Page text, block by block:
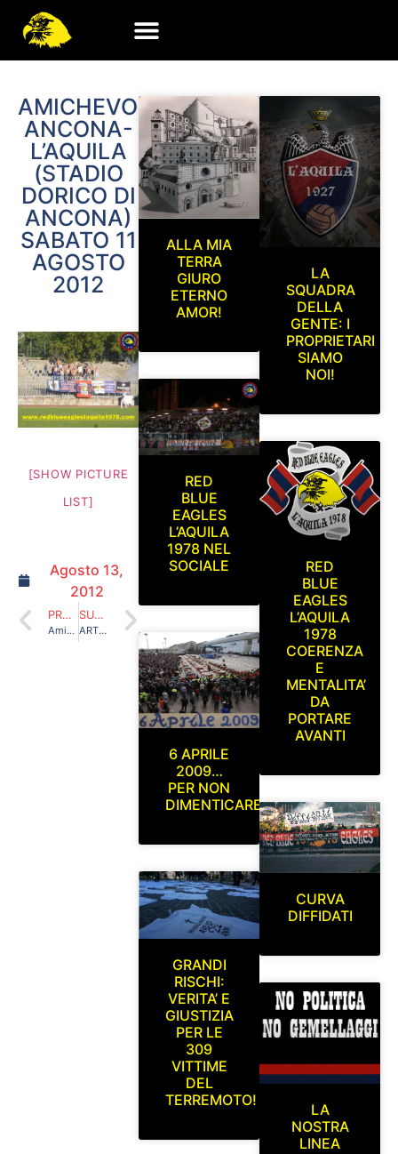
AMICHEVOLE
ANCONA-
L’AQUILA
(STADIO
DORICO DI
ANCONA)
SABATO 11
AGOSTO
2012
[SHOW PICTURE
LIST]
Agosto 13,
2012
PRECEDENTE
Amichevole Civitanovese-L’Aquila a Sarnano(Macerata) Domenica 5 Agosto 2012
SUCCESSIVO
ARTICOLO 9, CERCHIAMO DI CAPIRCI QUALCOSA
ALLA MIA
TERRA
GIURO
ETERNO
AMOR!
RED
BLUE
EAGLES
L’AQUILA
1978 NEL
SOCIALE
6 APRILE
2009…
PER NON
DIMENTICARE
GRANDI
RISCHI:
VERITA’ E
GIUSTIZIA
PER LE
309
VITTIME
DEL
TERREMOTO!
LA
SQUADRA
DELLA
GENTE: I
PROPRIETARI
SIAMO
NOI!
RED
BLUE
EAGLES
L’AQUILA
1978
COERENZA
E
MENTALITA’
DA
PORTARE
AVANTI
CURVA
DIFFIDATI
LA
NOSTRA
LINEA